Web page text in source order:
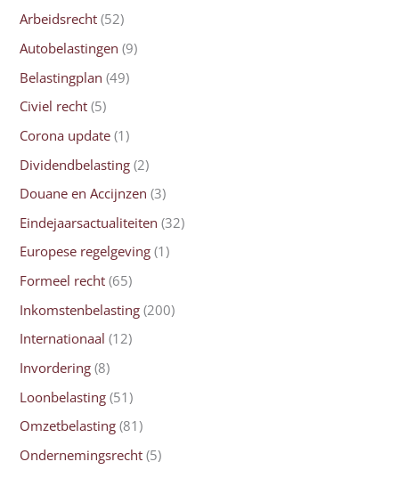
Arbeidsrecht (52)
Autobelastingen (9)
Belastingplan (49)
Civiel recht (5)
Corona update (1)
Dividendbelasting (2)
Douane en Accijnzen (3)
Eindejaarsactualiteiten (32)
Europese regelgeving (1)
Formeel recht (65)
Inkomstenbelasting (200)
Internationaal (12)
Invordering (8)
Loonbelasting (51)
Omzetbelasting (81)
Ondernemingsrecht (5)